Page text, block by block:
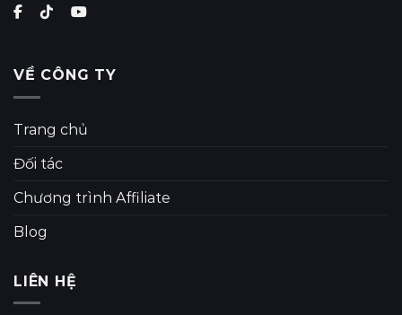
VỀ CÔNG TY
Trang chủ
Đối tác
Chương trình Affiliate
Blog
LIÊN HỆ